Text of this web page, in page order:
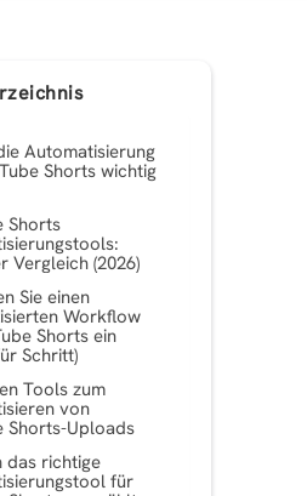
Automatisierung
Shorts wichtig
Shorts
Vergleich (2026)
Sie einen
Workflow
Shorts ein
Schritt)
Tools zum
von
Shorts-Uploads
das richtige
für